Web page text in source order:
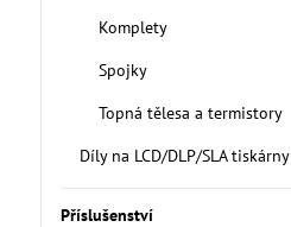
Komplety
Spojky
Topná tělesa a termistory
Díly na LCD/DLP/SLA tiskárny
Příslušenství